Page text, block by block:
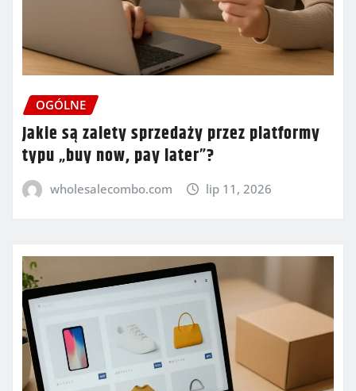
OGÓLNE
Jakie są zalety sprzedaży przez platformy
typu „buy now, pay later”?
wholesalecombo.com lip 11, 2026